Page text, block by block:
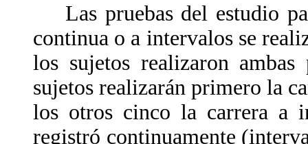
Las pruebas del estudio
continua o a intervalos se
los sujetos realizaron
sujetos realizarán primero la
los otros cinco la carrera a
registró continuamente